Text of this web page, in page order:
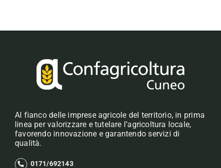
Al fianco delle imprese agricole del territorio, in prima
linea per valorizzare e tutelare l’agricoltura locale,
favorendo innovazione e garantendo servizi di
qualità.
0171/692143